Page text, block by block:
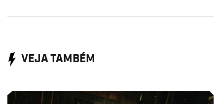
VEJA TAMBÉM